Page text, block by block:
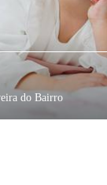
do Bairro